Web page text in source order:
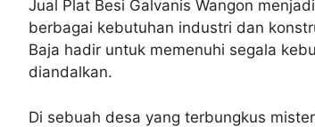
Jual Plat Besi Galvanis Wangon
berbagai kebutuhan industri dan
Baja hadir untuk memenuhi segala
diandalkan.
Di sebuah desa yang terbungkus